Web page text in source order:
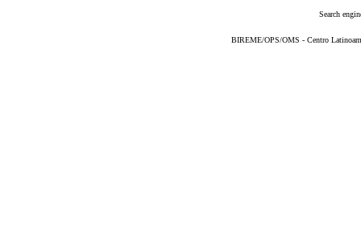
Search
BIREME/OPS/OMS - Centro